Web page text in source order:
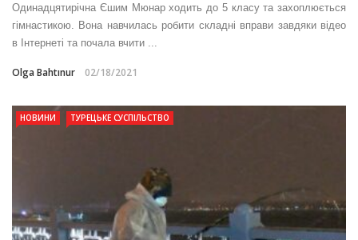
Одинадцятирічна Єшим Мюнар ходить до 5 класу та захоплюється
гімнастикою. Вона навчилась робити складні вправи завдяки відео
в Інтернеті та почала вчити ...
Olga Bahtınur 02/18/2021
НОВИНИ ТУРЕЦЬКЕ СУСПІЛЬСТВО